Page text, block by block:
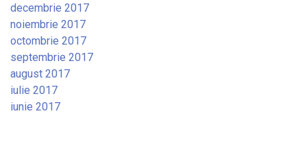
decembrie 2017
noiembrie 2017
octombrie 2017
septembrie 2017
august 2017
iulie 2017
iunie 2017